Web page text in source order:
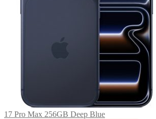
17 Pro Max 256GB Deep Blue